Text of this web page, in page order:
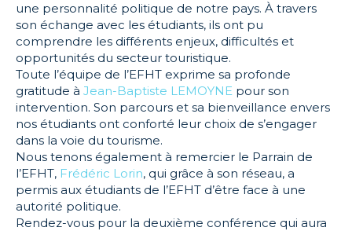
une personnalité politique de notre pays. À travers
son échange avec les étudiants, ils ont pu
comprendre les différents enjeux, difficultés et
opportunités du secteur touristique.
Toute l’équipe de l’EFHT exprime sa profonde
gratitude à Jean-Baptiste LEMOYNE pour son
intervention. Son parcours et sa bienveillance envers
nos étudiants ont conforté leur choix de s’engager
dans la voie du tourisme.
Nous tenons également à remercier le Parrain de
l’EFHT, Frédéric Lorin, qui grâce à son réseau, a
permis aux étudiants de l’EFHT d’être face à une
autorité politique.
Rendez-vous pour la deuxième conférence qui aura